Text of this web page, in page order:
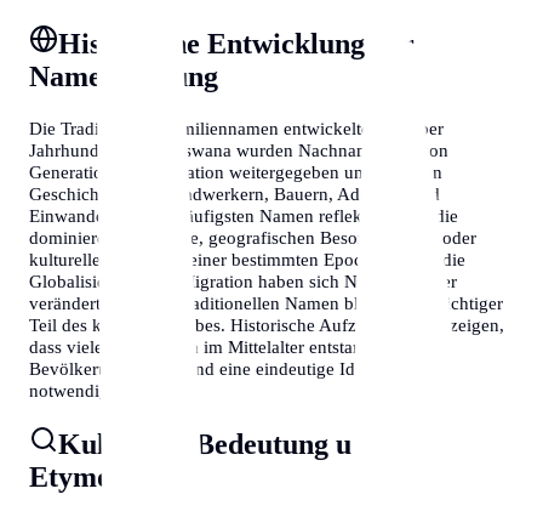
Historische Entwicklung der
Namensgebung
Die Tradition der Familiennamen entwickelte sich über
Jahrhunderte. In Botswana wurden Nachnamen oft von
Generation zu Generation weitergegeben und erzählen
Geschichten von Handwerkern, Bauern, Adeligen und
Einwanderern. Die häufigsten Namen reflektieren oft die
dominierenden Berufe, geografischen Besonderheiten oder
kulturellen Einflüsse einer bestimmten Epoche. Durch die
Globalisierung und Migration haben sich Namensmuster
verändert, doch die traditionellen Namen bleiben ein wichtiger
Teil des kulturellen Erbes. Historische Aufzeichnungen zeigen,
dass viele Nachnamen im Mittelalter entstanden, als die
Bevölkerung wuchs und eine eindeutige Identifikation
notwendig wurde.
Kulturelle Bedeutung und
Etymologie